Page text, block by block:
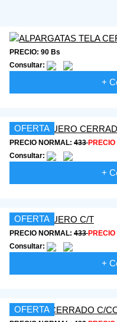
PRECIO: 90 Bs
Consultar:
+
OFERTA
PRECIO NORMAL: 433
Consultar:
+
OFERTA
PRECIO NORMAL: 433
Consultar:
+
OFERTA